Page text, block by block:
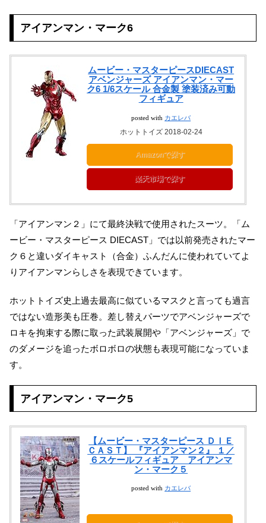
アイアンマン・マーク6
ムービー・マスターピースDIECAST
アベンジャーズ アイアンマン・マー
ク6 1/6スケール 合金製 塗装済み可動
フィギュア
posted with カエレバ
ホットトイズ 2018-02-24
Amazonで探す
楽天市場で探す
「アイアンマン２」にて最終決戦で使用されたスーツ。「ム
ービー・マスターピース DIECAST」では以前発売されたマー
ク６と違いダイキャスト（合金）ふんだんに使われていてよ
りアイアンマンらしさを表現できています。
ホットトイズ史上過去最高に似ているマスクと言っても過言
ではない造形美も圧巻。差し替えパーツでアベンジャーズで
ロキを拘束する際に取った武装展開や「アベンジャーズ」で
のダメージを追ったボロボロの状態も表現可能になっていま
す。
アイアンマン・マーク5
【ムービー・マスターピース ＤＩＥ
ＣＡＳＴ】 『アイアンマン２』 １／
６スケールフィギュア アイアンマ
ン・マーク５
posted with カエレバ